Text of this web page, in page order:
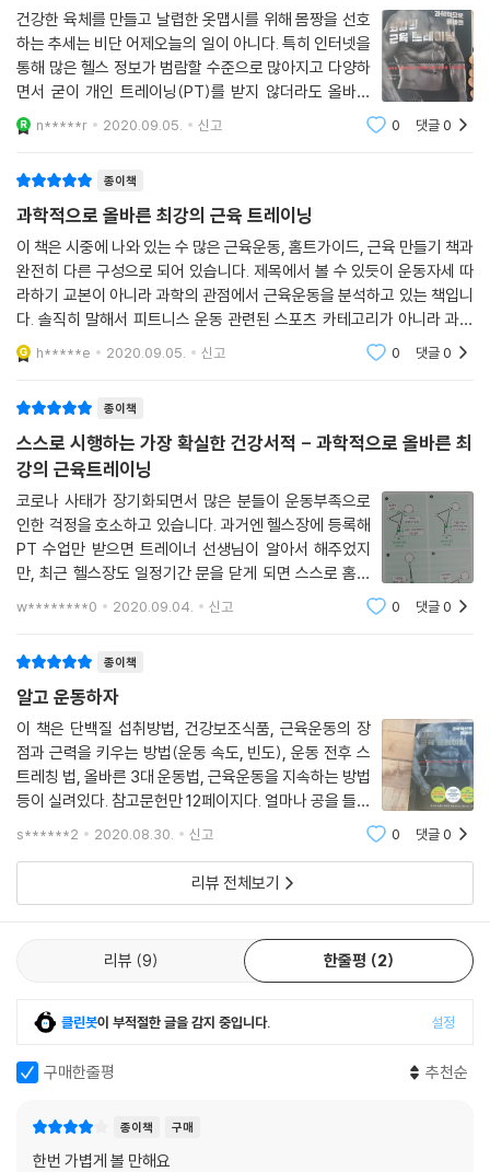
또 아무리 좋은 트레이닝 방법, 올바른 트레이닝 상식을 알아도 스스로 꾸
준히 하지 않는다면 소용이 없다. 이 책의 마지막 장 ‘과학적으로 올바른 근
육 트레이닝 지속 방법’에서는 근육 트레이닝으로 얻을 수 있는 암과 각종
질병에 의한 사망률 감소, 수면의 질 향상, 불안과 우울증 개선 등의 이점을
상세히 밝힌다. 저자가 연구한 진화론과 사회심리학에 따르면 트레이닝을
로 관리하지 못하는 데 있다. 이를 역으로 이용해 의지력을 과도하게 소모
하지 않고 유혹에 흔들리지 않는 기술을 소개한다. 그만두고 싶을 때마다
살펴보면 다시 트레이닝을 지속하게 하는 강력한 동기부여 요소가 되어줄
것이다.
건강한 육체를 만들고 날렵한 옷맵시를 위해 몸짱을 선호
하는 추세는 비단 어제오늘의 일이 아니다. 특히 인터넷을
통해 많은 헬스 정보가 범람할 수준으로 많아지고 다양하
면서 굳이 개인 트레이닝(PT)를 받지 않더라도 올바른
자세와 노력을 통해 충분히 아름다운 몸매를 가꿀 수 있는
시대다. 하지만 호사다마라고 할까? 신뢰할 만한 올바른
n*****r 2020.09.05. 신고 0 댓글0
종이책
과학적으로 올바른 최강의 근육 트레이닝
이 책은 시중에 나와 있는 수 많은 근육운동, 홈트가이드, 근육 만들기 책과
완전히 다른 구성으로 되어 있습니다. 제목에서 볼 수 있듯이 운동자세 따
라하기 교본이 아니라 과학의 관점에서 근육운동을 분석하고 있는 책입니
다. 솔직히 말해서 피트니스 운동 관련된 스포츠 카테고리가 아니라 과학
카테고리로 분류되는 것이 맞을 정도입니다.근육을 비대하고 크게 키우는
방법을 과학적
h*****e 2020.09.05. 신고 0 댓글0
종이책
스스로 시행하는 가장 확실한 건강서적 - 과학적으로 올바른 최
강의 근육트레이닝
코로나 사태가 장기화되면서 많은 분들이 운동부족으로
인한 걱정을 호소하고 있습니다. 과거엔 헬스장에 등록해
PT 수업만 받으면 트레이너 선생님이 알아서 해주었지
만, 최근 헬스장도 일정기간 문을 닫게 되면 스스로 홈트
레이닝에 의존해야 하는 상황까지 오고야 말았습니다. 그
w********0 2020.09.04. 신고 0 댓글0
종이책
알고 운동하자
이 책은 단백질 섭취방법, 건강보조식품, 근육운동의 장
점과 근력을 키우는 방법(운동 속도, 빈도), 운동 전후 스
트레칭 법, 올바른 3대 운동법, 근육운동을 지속하는 방법
등이 실려있다. 참고문헌만 12페이지다. 얼마나 공을 들여
썼는지 알 수 있다. 읽으면서도 굉장히 많은 자료를 읽고
알린 다음 동작 몇 개하고 식단 대충 적
s******2 2020.08.30. 신고 0 댓글0
리뷰 전체보기
리뷰 9 한줄평 2
클린봇이 부적절한 글을 감지 중입니다. 설정
구매한줄평 추천순
종이책 구매
한번 가볍게 볼 만해요